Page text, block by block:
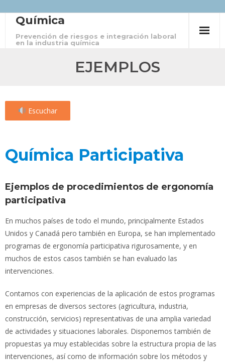
content
Química
Prevención de riesgos e integración laboral
en la industria química
EJEMPLOS
Escuchar
Química Participativa
Ejemplos de procedimientos de ergonomía
participativa
En muchos países de todo el mundo, principalmente Estados
Unidos y Canadá pero también en Europa, se han implementado
programas de ergonomía participativa rigurosamente, y en
muchos de estos casos también se han evaluado las
intervenciones.
Contamos con experiencias de la aplicación de estos programas
en empresas de diversos sectores (agricultura, industria,
construcción, servicios) representativas de una amplia variedad
de actividades y situaciones laborales. Disponemos también de
propuestas ya muy establecidas sobre la estructura propia de las
intervenciones, así como de información sobre los métodos y